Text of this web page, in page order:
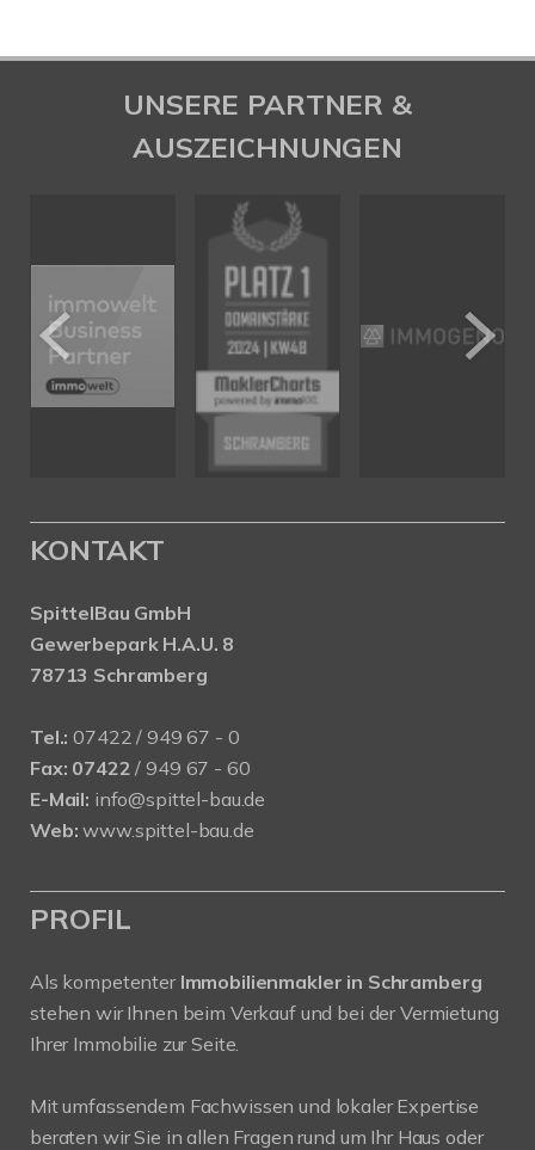
UNSERE PARTNER &
AUSZEICHNUNGEN
KONTAKT
SpittelBau GmbH
Gewerbepark H.A.U. 8
78713 Schramberg
Tel.: 07422 / 949 67 - 0
Fax: 07422 / 949 67 - 60
E-Mail: info@spittel-bau.de
Web: www.spittel-bau.de
PROFIL
Als kompetenter Immobilienmakler in Schramberg
stehen wir Ihnen beim Verkauf und bei der Vermietung
Ihrer Immobilie zur Seite.
Mit umfassendem Fachwissen und lokaler Expertise
beraten wir Sie in allen Fragen rund um Ihr Haus oder